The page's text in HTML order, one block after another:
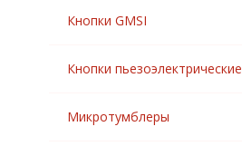
Кнопки GMSI
Кнопки пьезоэлектрические
Микротумблеры